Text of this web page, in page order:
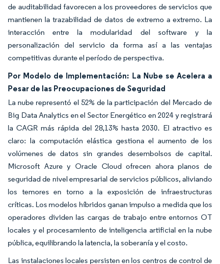
de auditabilidad favorecen a los proveedores de servicios que
mantienen la trazabilidad de datos de extremo a extremo. La
interacción entre la modularidad del software y la
personalización del servicio da forma así a las ventajas
competitivas durante el período de perspectiva.
Por Modelo de Implementación: La Nube se Acelera a
Pesar de las Preocupaciones de Seguridad
La nube representó el 52% de la participación del Mercado de
Big Data Analytics en el Sector Energético en 2024 y registrará
la CAGR más rápida del 28,13% hasta 2030. El atractivo es
claro: la computación elástica gestiona el aumento de los
volúmenes de datos sin grandes desembolsos de capital.
Microsoft Azure y Oracle Cloud ofrecen ahora planos de
seguridad de nivel empresarial de servicios públicos, aliviando
los temores en torno a la exposición de infraestructuras
críticas. Los modelos híbridos ganan impulso a medida que los
operadores dividen las cargas de trabajo entre entornos OT
locales y el procesamiento de inteligencia artificial en la nube
pública, equilibrando la latencia, la soberanía y el costo.
Las instalaciones locales persisten en los centros de control de